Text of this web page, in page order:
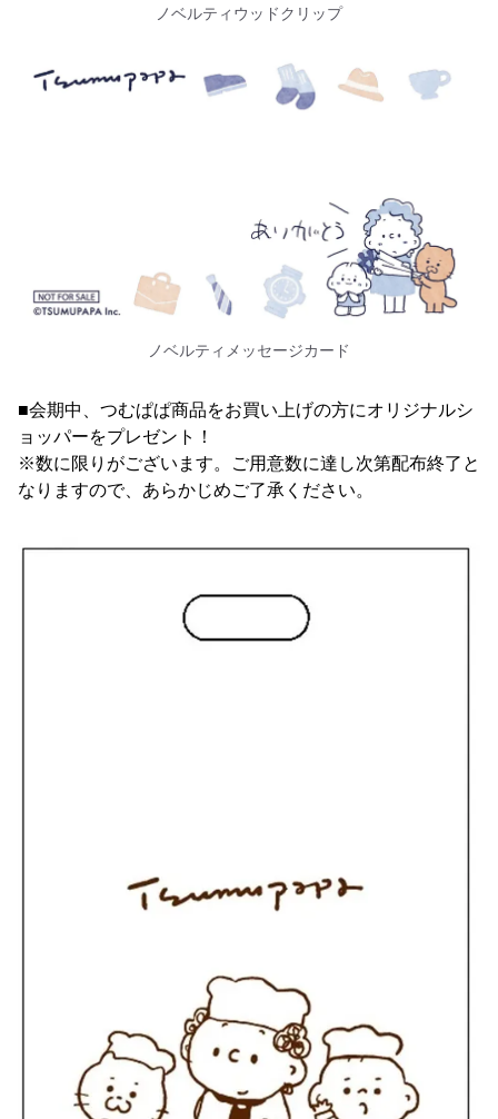
ノベルティウッドクリップ
ノベルティメッセージカード
■会期中、つむぱぱ商品をお買い上げの方にオリジナルシ
ョッパーをプレゼント！
※数に限りがございます。ご用意数に達し次第配布終了と
なりますので、あらかじめご了承ください。